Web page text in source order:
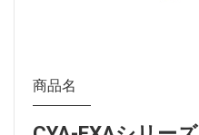
商品名